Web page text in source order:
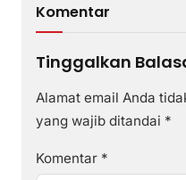
Komentar
Tinggalkan
Alamat email Anda
yang wajib ditandai *
Komentar *